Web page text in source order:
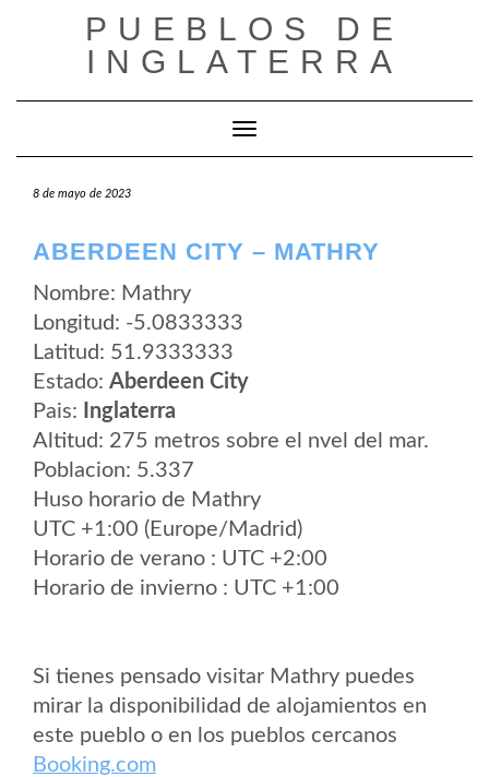
PUEBLOS DE
INGLATERRA
Cambiar modo de navegación
8 de mayo de 2023
ABERDEEN CITY – MATHRY
Nombre: Mathry
Longitud: -5.0833333
Latitud: 51.9333333
Estado: Aberdeen City
Pais:
Inglaterra
Altitud: 275 metros sobre el nvel del mar.
Poblacion: 5.337
Huso horario de Mathry
UTC +1:00 (Europe/Madrid)
Horario de verano : UTC +2:00
Horario de invierno : UTC +1:00
Si tienes pensado visitar Mathry puedes
mirar la disponibilidad de alojamientos en
este pueblo o en los pueblos cercanos
Booking.com